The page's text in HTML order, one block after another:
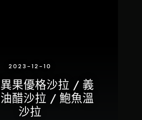
2023-12-10
果優格沙拉 / 義
醋沙拉 / 鮑魚溫
沙拉